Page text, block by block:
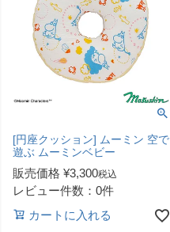
[円座クッション] ムーミン 空で
遊ぶ ムーミンベビー
販売価格 ¥3,300税込
レビュー件数：0件
カートに入れる